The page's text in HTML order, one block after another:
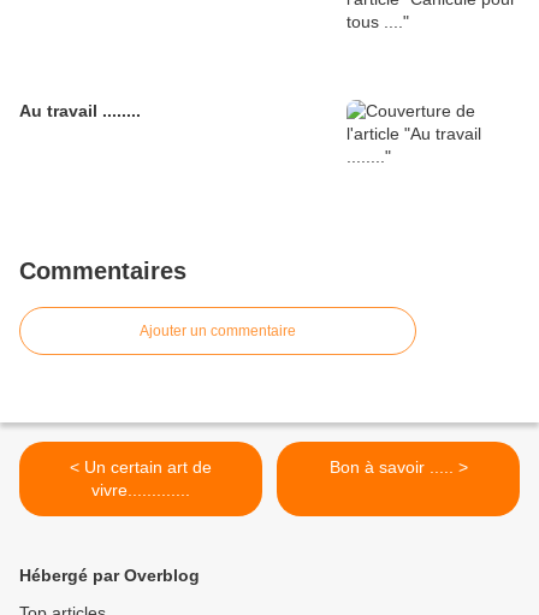
Au travail ........
Commentaires
Ajouter un commentaire
< Un certain art de
vivre.............
Bon à savoir ..... >
Hébergé par Overblog